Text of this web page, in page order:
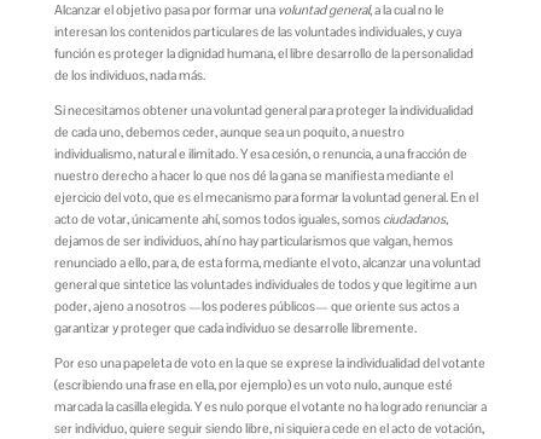
Alcanzar el objetivo pasa por formar una voluntad general, a la cual no le
interesan los contenidos particulares de las voluntades individuales, y cuya
función es proteger la dignidad humana, el libre desarrollo de la personalidad
de los individuos, nada más.
Si necesitamos obtener una voluntad general para proteger la individualidad
de cada uno, debemos ceder, aunque sea un poquito, a nuestro
individualismo, natural e ilimitado. Y esa cesión, o renuncia, a una fracción de
nuestro derecho a hacer lo que nos dé la gana se manifiesta mediante el
ejercicio del voto, que es el mecanismo para formar la voluntad general. En el
acto de votar, únicamente ahí, somos todos iguales, somos ciudadanos,
dejamos de ser individuos, ahí no hay particularismos que valgan, hemos
renunciado a ello, para, de esta forma, mediante el voto, alcanzar una voluntad
general que sintetice las voluntades individuales de todos y que legitime a un
poder, ajeno a nosotros —los poderes públicos— que oriente sus actos a
garantizar y proteger que cada individuo se desarrolle libremente.
Por eso una papeleta de voto en la que se exprese la individualidad del votante
(escribiendo una frase en ella, por ejemplo) es un voto nulo, aunque esté
marcada la casilla elegida. Y es nulo porque el votante no ha logrado renunciar a
ser individuo, quiere seguir siendo libre, ni siquiera cede en el acto de votación,